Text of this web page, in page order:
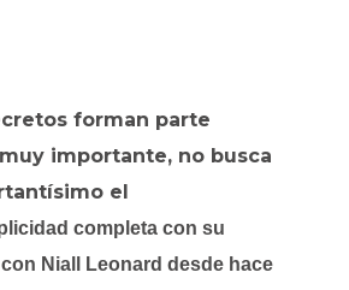
forman parte
importante, no busca
el
completa con su
Niall Leonard desde hace